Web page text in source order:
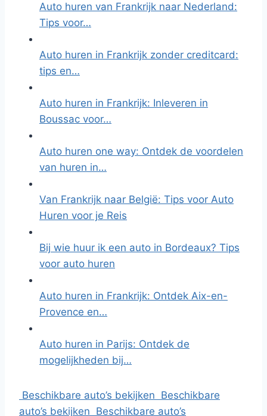
Auto huren van Frankrijk naar Nederland:
Tips voor…
Auto huren in Frankrijk zonder creditcard:
tips en…
Auto huren in Frankrijk: Inleveren in
Boussac voor…
Auto huren one way: Ontdek de voordelen
van huren in…
Van Frankrijk naar België: Tips voor Auto
Huren voor je Reis
Bij wie huur ik een auto in Bordeaux? Tips
voor auto huren
Auto huren in Frankrijk: Ontdek Aix-en-
Provence en…
Auto huren in Parijs: Ontdek de
mogelijkheden bij…
Beschikbare auto’s bekijken Beschikbare
auto’s bekijken Beschikbare auto’s